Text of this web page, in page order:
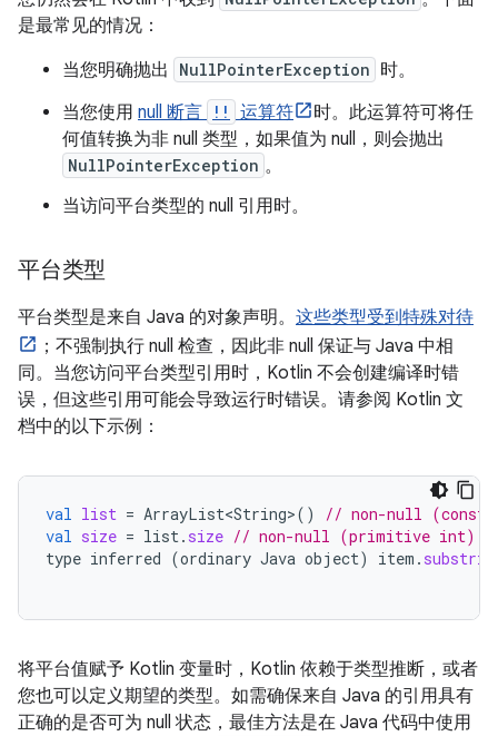
是最常见的情况：
当您明确抛出
NullPointerException 时。
当您使用 null 断言 !! 运算符
时。此运算符可将任
何值转换为非 null 类型，如果值为 null，则会抛出
NullPointerException 。
当访问平台类型的 null 引用时。
平台类型
平台类型是来自 Java 的对象声明。 这些类型受到特殊对待
；不强制执行 null 检查，因此非 null 保证与 Java 中相
同。当您访问平台类型引用时，Kotlin 不会创建编译时错
误，但这些引用可能会导致运行时错误。请参阅 Kotlin 文
档中的以下示例：
val list = ArrayList<String>()
// non-null
val size = list. size // non-null (primitive int)
type inferred (ordinary Java object) item .
将平台值赋予 Kotlin 变量时，Kotlin 依赖于类型推断，或者
您也可以定义期望的类型。如需确保来自 Java 的引用具有
正确的是否可为 null 状态，最佳方法是在 Java 代码中使用